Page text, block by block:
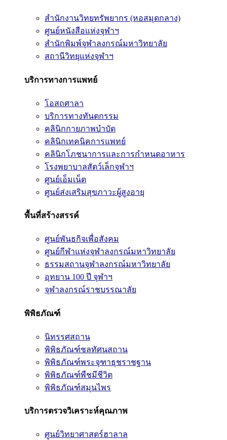
สำนักงานวิทยทรัพยากร (หอสมุดกลาง)
ศูนย์หนังสือแห่งจุฬาฯ
สำนักพิมพ์จุฬาลงกรณ์มหาวิทยาลัย
สถานีวิทยุแห่งจุฬาฯ
บริการทางการแพทย์
โอสถศาลา
บริการทางทันตกรรม
คลินิกกายภาพบำบัด
คลินิกเทคนิคการแพทย์
คลินิกโภชนาการและการกำหนดอาหาร
โรงพยาบาลสัตว์เล็กจุฬาฯ
ศูนย์เอ็มเน็ต
ศูนย์ส่งเสริมสุขภาวะผู้สูงอายุ
พื้นที่สร้างสรรค์
ศูนย์พันธกิจเพื่อสังคม
ศูนย์กีฬาแห่งจุฬาลงกรณ์มหาวิทยาลัย
ธรรมสถานจุฬาลงกรณ์มหาวิทยาลัย
อุทยาน 100 ปี จุฬาฯ
จุฬาลงกรณ์ราชบรรณาลัย
พิพิธภัณฑ์
นิทรรศสถาน
พิพิธภัณฑ์ชลทัศนสถาน
พิพิธภัณฑ์พระจุฑาธุชราชฐาน
พิพิธภัณฑ์พืชมีชีวิต
พิพิธภัณฑ์สมุนไพร
บริการตรวจวิเคราะห์คุณภาพ
ศูนย์วิทยาศาสตร์ฮาลาล